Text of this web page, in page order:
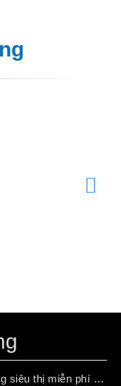
miễn phí (free 100%)